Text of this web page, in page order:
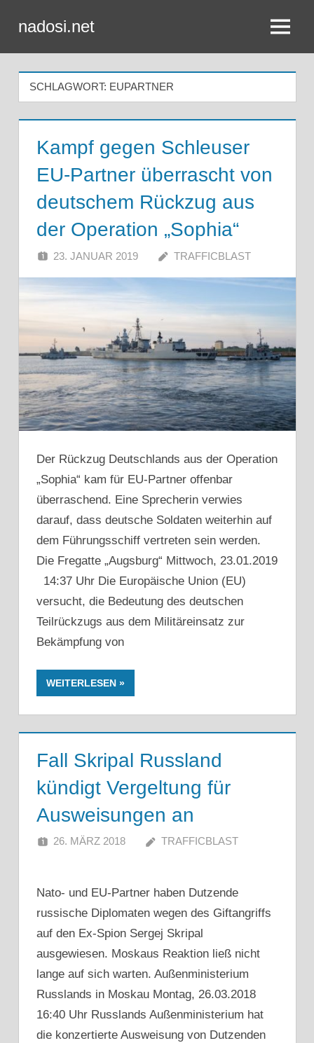
Inhalt
springen
nadosi.net Menü
SCHLAGWORT: EUPARTNER
Kampf gegen Schleuser
EU-Partner überrascht von
deutschem Rückzug aus
der Operation „Sophia“
23. JANUAR 2019 TRAFFICBLAST
Der Rückzug Deutschlands aus der Operation
„Sophia“ kam für EU-Partner offenbar
überraschend. Eine Sprecherin verwies
darauf, dass deutsche Soldaten weiterhin auf
dem Führungsschiff vertreten sein werden.
Die Fregatte „Augsburg“ Mittwoch, 23.01.2019
14:37 Uhr Die Europäische Union (EU)
versucht, die Bedeutung des deutschen
Teilrückzugs aus dem Militäreinsatz zur
Bekämpfung von
WEITERLESEN
Fall Skripal Russland
kündigt Vergeltung für
Ausweisungen an
26. MÄRZ 2018 TRAFFICBLAST
Nato- und EU-Partner haben Dutzende
russische Diplomaten wegen des Giftangriffs
auf den Ex-Spion Sergej Skripal
ausgewiesen. Moskaus Reaktion ließ nicht
lange auf sich warten. Außenministerium
Russlands in Moskau Montag, 26.03.2018
16:40 Uhr Russlands Außenministerium hat
die konzertierte Ausweisung von Dutzenden